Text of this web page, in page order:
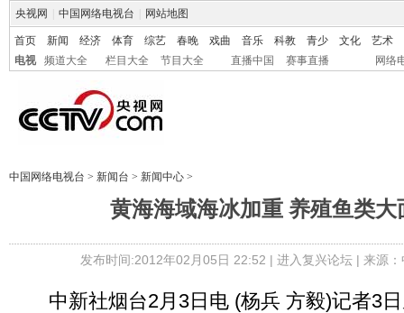
央视网 中国网络电视台 网站地图
首页 新闻 经济 体育 综艺 春晚 戏曲 音乐 科教 青少 文化
艺术
电视
频道大全 栏目大全 节目大全 直播中国 赛事直播 网络
中国网络电视台 > 新闻台 > 新闻中心 >
黄海海域海冰加重 养殖鱼类大
发布时间:2012年02月05日 22:52 | 进入复兴论坛| 来源
中新社烟台2月3日电 (杨兵 方毅)记者3日